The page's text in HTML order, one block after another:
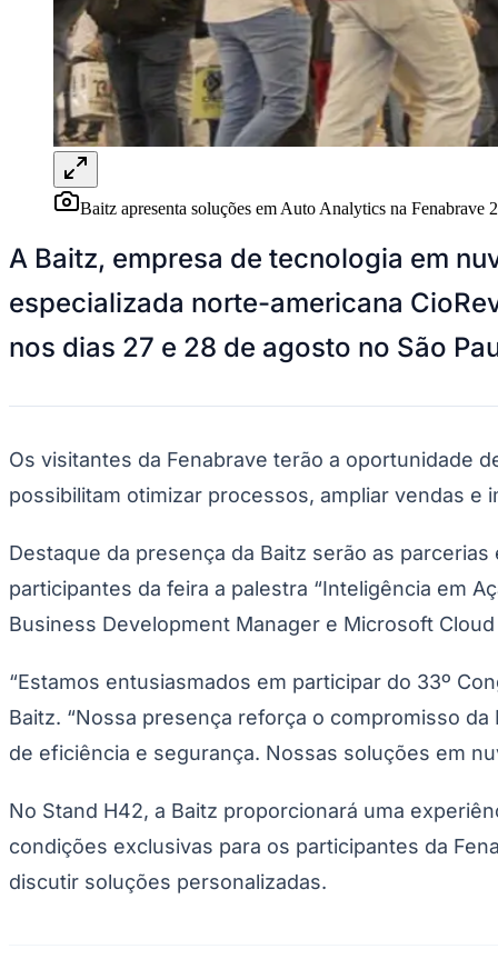
Para Sua Empresa
Anuncie no Portal
Verificar Empresa Novo
Anunciar VagasNovo
Publicidade Legal
NBA
NFL
Fórmula 1
UFC
MLB
NHL
Vôlei
Competições de Futebol
Brasileirão Série A
Copa do Brasil
Libertadores
Sul-Americana
Champions League
Premier League
La Liga
Bundesliga
Mundial 2026
Baitz apresenta soluções em Auto Analytics na Fenabrave
A Baitz, empresa de tecnologia em
especializada norte-americana
nos dias 27 e 28 de agosto no São
Os visitantes da Fenabrave terão a oportunidade
possibilitam otimizar processos, ampliar vendas e
Destaque da presença da Baitz serão as
participantes da feira a palestra “Inteligência em
Business Development Manager e Microsoft
“Estamos entusiasmados em participar do 33º
Baitz. “Nossa presença reforça o compromisso
de eficiência e segurança. Nossas soluções em
No Stand H42, a Baitz proporcionará uma
condições exclusivas para os participantes da
discutir soluções personalizadas.